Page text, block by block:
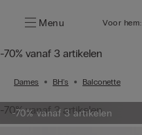
Menu Voor hem:
-70% vanaf 3 artikelen
Dames BH's Balconette
-70% vanaf 3 artikelen
-70% vanaf 3 artikelen